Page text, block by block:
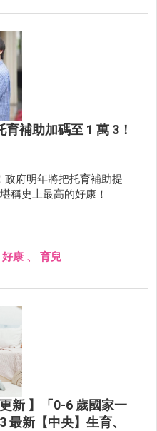
補助加碼至 1 萬 3！
政府明年將把托育補助提
稱史上最高的好康！
好康、 育兒
更新 】「0-6 歲國家一
最新【中央】生育、